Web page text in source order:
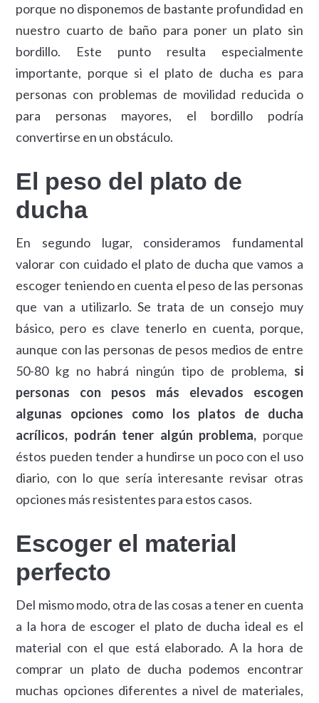
porque no disponemos de bastante profundidad en
nuestro cuarto de baño para poner un plato sin
bordillo. Este punto resulta especialmente
importante, porque si el plato de ducha es para
personas con problemas de movilidad reducida o
para personas mayores, el bordillo podría
convertirse en un obstáculo.
El peso del plato de
ducha
En segundo lugar, consideramos fundamental
valorar con cuidado el plato de ducha que vamos a
escoger teniendo en cuenta el peso de las personas
que van a utilizarlo. Se trata de un consejo muy
básico, pero es clave tenerlo en cuenta, porque,
aunque con las personas de pesos medios de entre
50-80 kg no habrá ningún tipo de problema, si
personas con pesos más elevados escogen
algunas opciones como los platos de ducha
acrílicos, podrán tener algún problema, porque
éstos pueden tender a hundirse un poco con el uso
diario, con lo que sería interesante revisar otras
opciones más resistentes para estos casos.
Escoger el material
perfecto
Del mismo modo, otra de las cosas a tener en cuenta
a la hora de escoger el plato de ducha ideal es el
material con el que está elaborado. A la hora de
comprar un plato de ducha podemos encontrar
muchas opciones diferentes a nivel de materiales,